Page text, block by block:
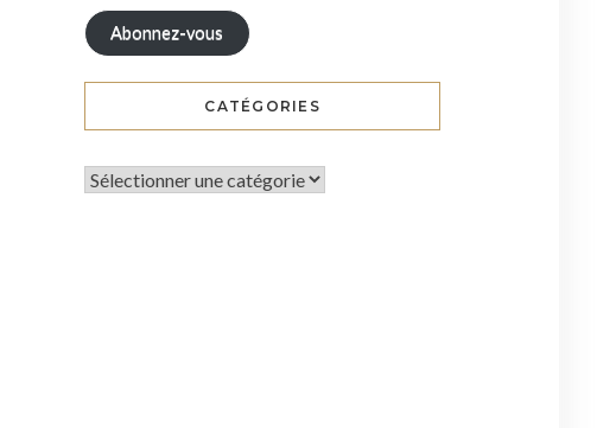
Abonnez-vous
CATÉGORIES